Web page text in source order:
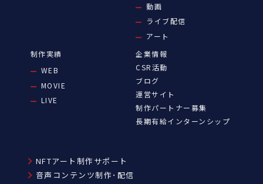
動画
ライブ配信
アート
制作実績
WEB
MOVIE
LIVE
企業情報
CSR活動
ブログ
運営サイト
制作パートナー募集
長期有給インターンシップ
NFTアート制作サポート
音声コンテンツ制作･配信